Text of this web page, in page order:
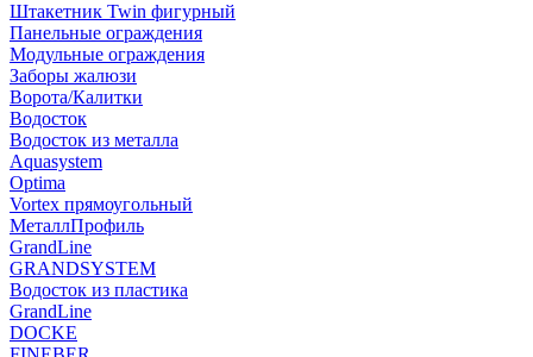
Штакетник Twin фигурный
Панельные ограждения
Модульные ограждения
Заборы жалюзи
Ворота/Калитки
Водосток
Водосток из металла
Aquasystem
Optima
Vortex прямоугольный
МеталлПрофиль
GrandLine
GRANDSYSTEM
Водосток из пластика
GrandLine
DOCKE